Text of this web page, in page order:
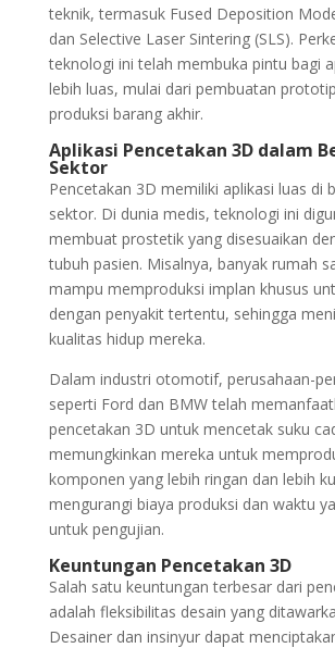
teknik, termasuk Fused Deposition
dan Selective Laser Sintering (SLS).
teknologi ini telah membuka pintu bagi
lebih luas, mulai dari pembuatan
produksi barang akhir.
Aplikasi Pencetakan 3D dalam
Sektor
Pencetakan 3D memiliki aplikasi luas di
sektor. Di dunia medis, teknologi ini
membuat prostetik yang disesuaikan
tubuh pasien. Misalnya, banyak rumah
mampu memproduksi implan khusus
dengan penyakit tertentu, sehingga
kualitas hidup mereka.
Dalam industri otomotif, perusahaan-
seperti Ford dan BMW telah
pencetakan 3D untuk mencetak suku
memungkinkan mereka untuk
komponen yang lebih ringan dan lebih
mengurangi biaya produksi dan waktu
untuk pengujian.
Keuntungan Pencetakan 3D
Salah satu keuntungan terbesar dari
adalah fleksibilitas desain yang
Desainer dan insinyur dapat